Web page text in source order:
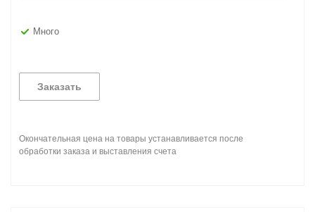
Много
Заказать
Окончательная цена на товары устанавливается после
обработки заказа и выставления счета